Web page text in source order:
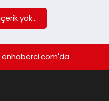
yok...
enhaberci.com'da